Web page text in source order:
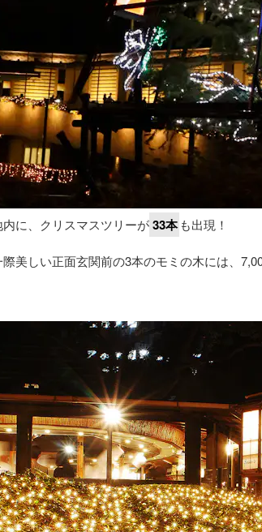
に、クリスマスツリーが33本 も出現！
美しい正面玄関前の3本のモミの木には、